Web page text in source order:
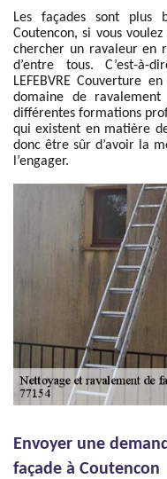
Les façades sont plus
Coutencon, si vous
chercher un ravaleur en
d’entre tous. C’est-
LEFEBVRE Couverture
domaine de
différentes formations
qui existent en matière
donc être sûr d’avoir la
l’engager.
Envoyer une
façade à Coutencon